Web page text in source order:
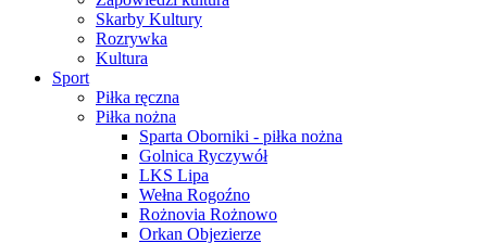
Skarby Kultury
Rozrywka
Kultura
Sport
Piłka ręczna
Piłka nożna
Sparta Oborniki - piłka nożna
Golnica Ryczywół
LKS Lipa
Wełna Rogoźno
Rożnovia Rożnowo
Orkan Objezierze